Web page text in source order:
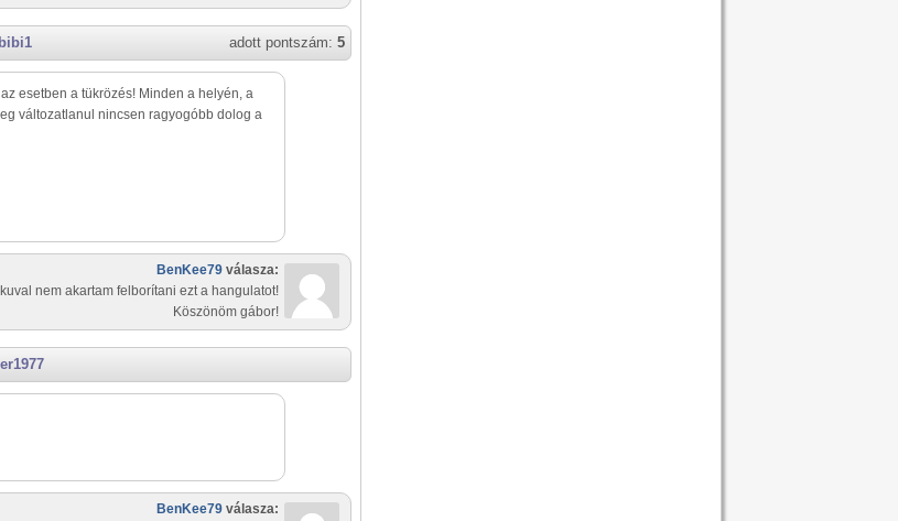
adott pontszám: 5
esetben a tükrözés! Minden a helyén, a
változatlanul nincsen ragyogóbb dolog a
BenKee79 válasza:
nem akartam felborítani ezt a hangulatot!
Köszönöm gábor!
BenKee79 válasza: